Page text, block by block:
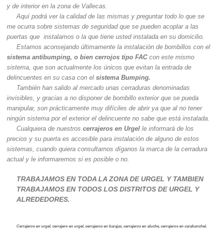
y de interior en la zona de Vallecas.
Aquí podrá ver la calidad de las mismas y preguntar todo lo que se
me ocurra sobre sistemas de seguridad que se pueden acoplar a las
puertas que instalamos o la que tiene usted instalada en su domicilio.
Estamos aconsejando últimamente la instalación de bombillos con el
sistema antibumping, o bien cerrojos tipo FACcon este mismo
sistema, que son actualmente los únicos que evitan la entrada de
delincuentes en su casa con el sistema Bumping.
También han salido al mercado unas cerraduras denominadas
invisibles, y gracias a no disponer de bombillo exterior que se pueda
manipular, son prácticamente muy difíciles de abrir ya que al no tener
ningún sistema por el exterior el delincuente no sabe que está instalada.
Cualquiera de nuestros cerrajeros en Urgel le informará de los
precios y su puerta es accesible para instalación de alguno de estos
sistemas, cuando quiera consultarnos díganos la marca de la cerradura
actual y le informaremos si es posible o no.
TRABAJAMOS EN TODA LA ZONA DE URGEL Y TAMBIEN
TRABAJAMOS EN TODOS LOS DISTRITOS DE URGEL Y
ALREDEDORES.
Cerrajeros en urgel, cerrajero en urgel, cerrajeros en barajas, cerrajeros en aluche, cerrajeros en carabanchel,